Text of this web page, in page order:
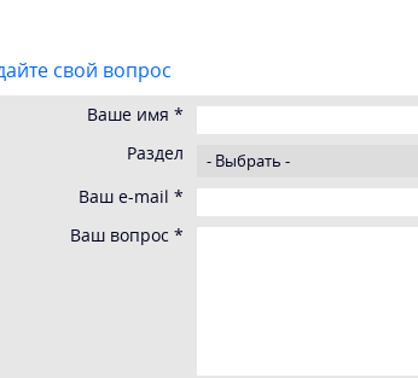
свой вопрос
Ваше имя *
Раздел
Ваш e-mail *
Ваш вопрос *